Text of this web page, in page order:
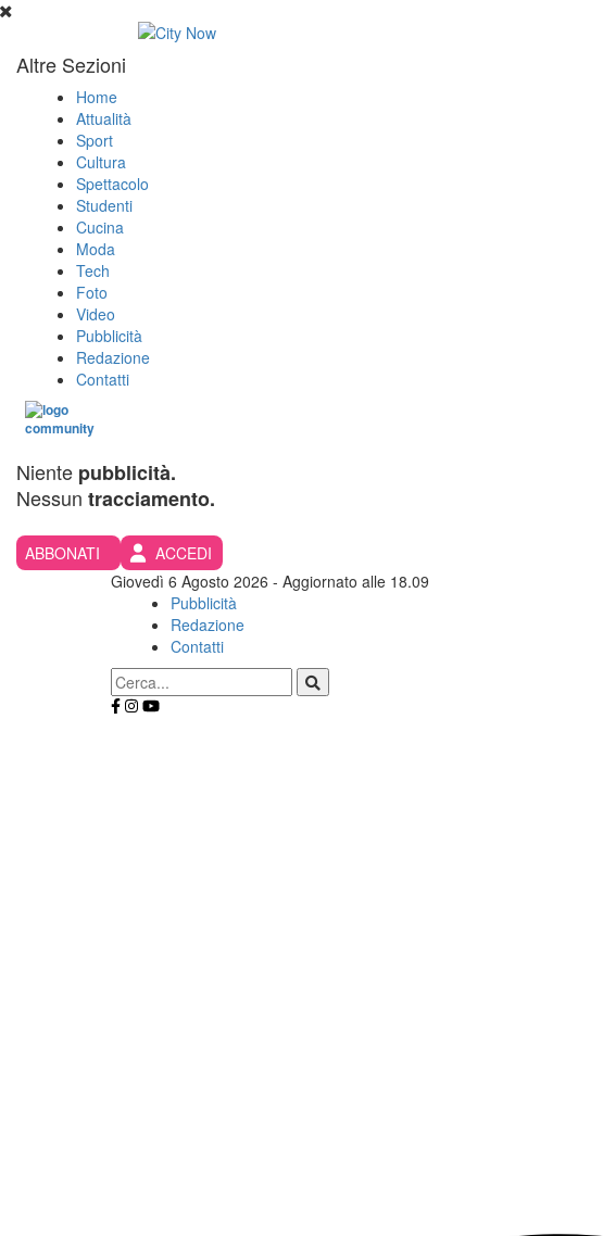
Altre Sezioni
Home
Attualità
Sport
Cultura
Spettacolo
Studenti
Cucina
Moda
Tech
Foto
Video
Pubblicità
Redazione
Contatti
Niente pubblicità.
Nessun tracciamento.
ABBONATI
ACCEDI
Giovedì 6 Agosto 2026 - Aggiornato alle 18.09
Pubblicità
Redazione
Contatti